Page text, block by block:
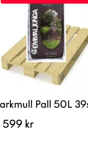
Pall 50L
599 kr